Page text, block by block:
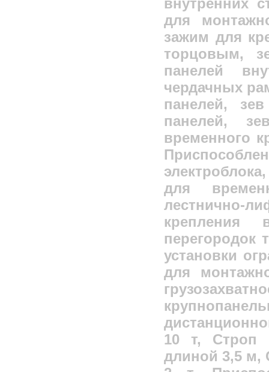
внутренних
для
зажим для
торцовым,
панелей
чердачных
панелей,
панелей,
временного
для
лестнично-
крепления
перегородок
установки
для
10 т, Строп
длиной 3,5 м,